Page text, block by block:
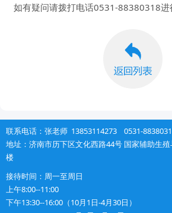
如有疑问请拨打电话0531-88380318进
联系电话：张老师 13853114273 0531-
地址：济南市历下区文化西路44号 国家辅助生
楼
接待时间：周一至周日
上午8:00--11:00
下午13:30--16:00（10月1日-4月30日）